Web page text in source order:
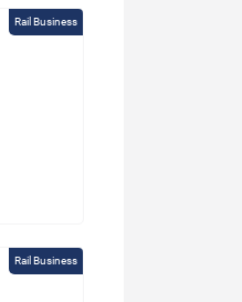
Rail Business
Rail Business